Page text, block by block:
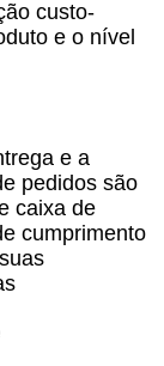
custo-
e o nível
e a
pedidos são
caixa de
cumprimento